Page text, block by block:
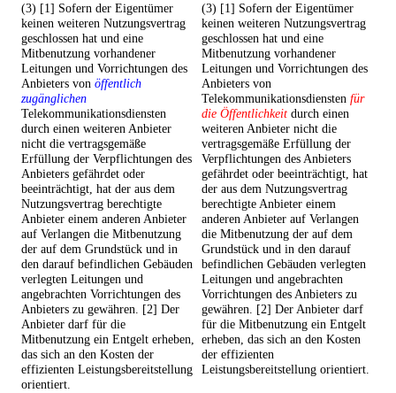
(3) [1] Sofern der Eigentümer
keinen weiteren Nutzungsvertrag
geschlossen hat und eine
Mitbenutzung vorhandener
Leitungen und Vorrichtungen des
Anbieters von öffentlich
zugänglichen
Telekommunikationsdiensten
durch einen weiteren Anbieter
nicht die vertragsgemäße
Erfüllung der Verpflichtungen des
Anbieters gefährdet oder
beeinträchtigt, hat der aus dem
Nutzungsvertrag berechtigte
Anbieter einem anderen Anbieter
auf Verlangen die Mitbenutzung
der auf dem Grundstück und in
den darauf befindlichen Gebäuden
verlegten Leitungen und
angebrachten Vorrichtungen des
Anbieters zu gewähren. [2] Der
Anbieter darf für die
Mitbenutzung ein Entgelt erheben,
das sich an den Kosten der
effizienten Leistungsbereitstellung
orientiert.
(3) [1] Sofern der Eigentümer
keinen weiteren Nutzungsvertrag
geschlossen hat und eine
Mitbenutzung vorhandener
Leitungen und Vorrichtungen des
Anbieters von
Telekommunikationsdiensten für
die Öffentlichkeit durch einen
weiteren Anbieter nicht die
vertragsgemäße Erfüllung der
Verpflichtungen des Anbieters
gefährdet oder beeinträchtigt, hat
der aus dem Nutzungsvertrag
berechtigte Anbieter einem
anderen Anbieter auf Verlangen
die Mitbenutzung der auf dem
Grundstück und in den darauf
befindlichen Gebäuden verlegten
Leitungen und angebrachten
Vorrichtungen des Anbieters zu
gewähren. [2] Der Anbieter darf
für die Mitbenutzung ein Entgelt
erheben, das sich an den Kosten
der effizienten
Leistungsbereitstellung orientiert.